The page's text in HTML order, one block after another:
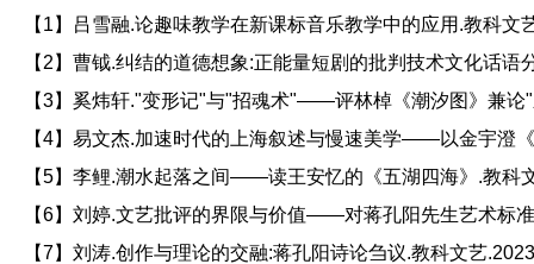
【1】吕雪融.论趣味教学在新课标音乐教学中的应用.教科文
【2】曹钺.纠结的道德想象:正能量短剧的批判技术文化话语
【3】奚炜轩."变形记"与"招魂术"——评林棹《潮汐图》兼论
【4】易文杰.加速时代的上海叙述与慢速美学——以金宇澄
【5】李鲤.潮水起落之间——读王安忆的《五湖四海》.教科
【6】刘婷.文艺批评的界限与价值——对蒋孔阳先生艺术标
【7】刘涛.创作与理论的交融:蒋孔阳诗论刍议.教科文艺